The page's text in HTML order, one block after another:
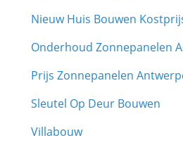
Nieuw Huis Bouwen
Onderhoud Zonnepanelen
Prijs Zonnepanelen
Sleutel Op Deur Bouwen
Villabouw